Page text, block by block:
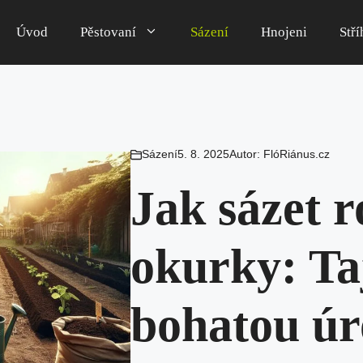
Úvod Pěstovaní Sázení Hnojeni
Sázení5. 8. 2025Autor: FlóRiánus.cz
Jak sázet
okurky:
bohatou